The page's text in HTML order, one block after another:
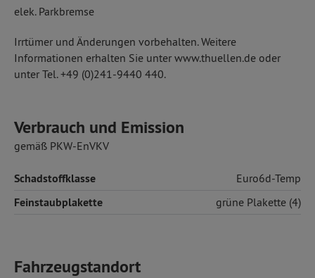
elek. Parkbremse
Irrtümer und Änderungen vorbehalten. Weitere
Informationen erhalten Sie unter www.thuellen.de oder
unter Tel. +49 (0)241-9440 440.
Verbrauch und Emission
gemäß PKW-EnVKV
Schadstoffklasse Euro6d-Temp
Feinstaubplakette grüne Plakette (4)
Fahrzeugstandort